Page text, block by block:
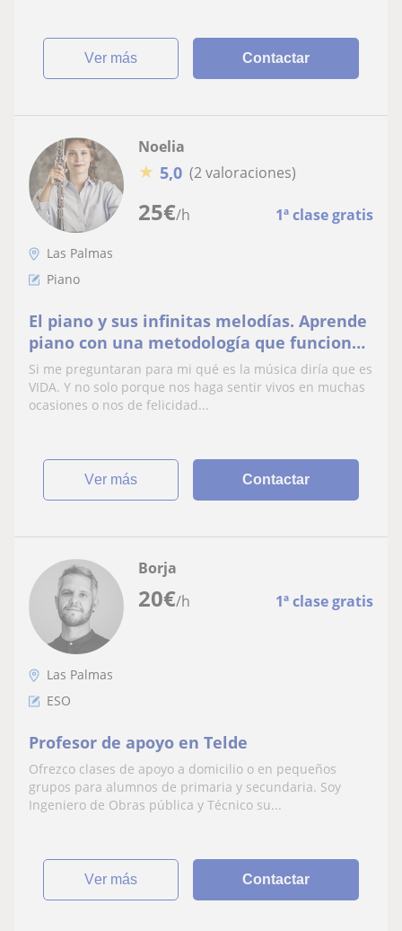
ver más Contactar
25€/h 1ª clase gratis
Noelia
★ 5,0 (2 valoraciones)
Las Palmas
Piano
El piano y sus infinitas melodías. Aprende
piano con una metodología que funciona,
paso a paso, a tu ritmo
Si me preguntaran para mi qué es la música diría que es
VIDA. Y no solo porque nos haga sentir vivos en muchas
ocasiones o nos de felicidad...
ver más Contactar
20€/h 1ª clase gratis
Borja
Las Palmas
ESO
Profesor de apoyo en Telde
Ofrezco clases de apoyo a domicilio o en pequeños
grupos para alumnos de primaria y secundaria. Soy
Ingeniero de Obras pública y Técnico su...
ver más Contactar